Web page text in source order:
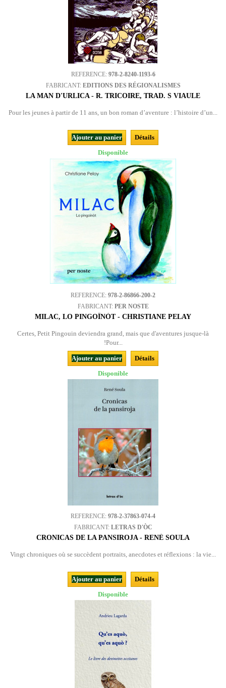
REFERENCE: 978-2-8240-1193-6
FABRICANT: EDITIONS DES RÉGIONALISMES
LA MAN D'URLICA - R. TRICOIRE, TRAD. S VIAULE
Pour les jeunes à partir de 11 ans, un bon roman d’aventure : l’histoire d’un...
Ajouter au panier
Détails
Disponible
REFERENCE: 978-2-86866-200-2
FABRICANT: PER NOSTE
MILAC, LO PINGOÏNÒT - CHRISTIANE PELAY
Certes, Petit Pingouin deviendra grand, mais que d'aventures jusque-là
!Pour...
Ajouter au panier
Détails
Disponible
REFERENCE: 978-2-37863-074-4
FABRICANT: LETRAS D'ÒC
CRONICAS DE LA PANSIROJA - RENÉ SOULA
Vingt chroniques où se succèdent portraits, anecdotes et réflexions : la vie...
Ajouter au panier
Détails
Disponible